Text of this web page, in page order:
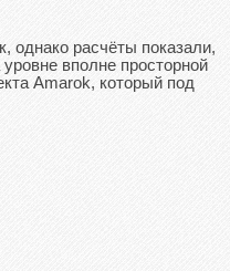
однако расчёты показали,
вполне просторной
Amarok, который под